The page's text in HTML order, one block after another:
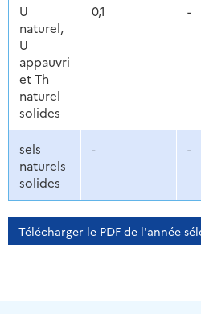
U
naturel,
U
appauvri
et Th
naturel
solides
0,1 -
sels
naturels
solides
- -
Télécharger le PDF de l'année